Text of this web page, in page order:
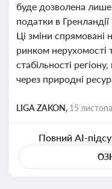
буде дозволена
податки в
Ці зміни
ринком нерухомості
стабільності
через природні
LIGA ZAKON, 15
Повний AI-